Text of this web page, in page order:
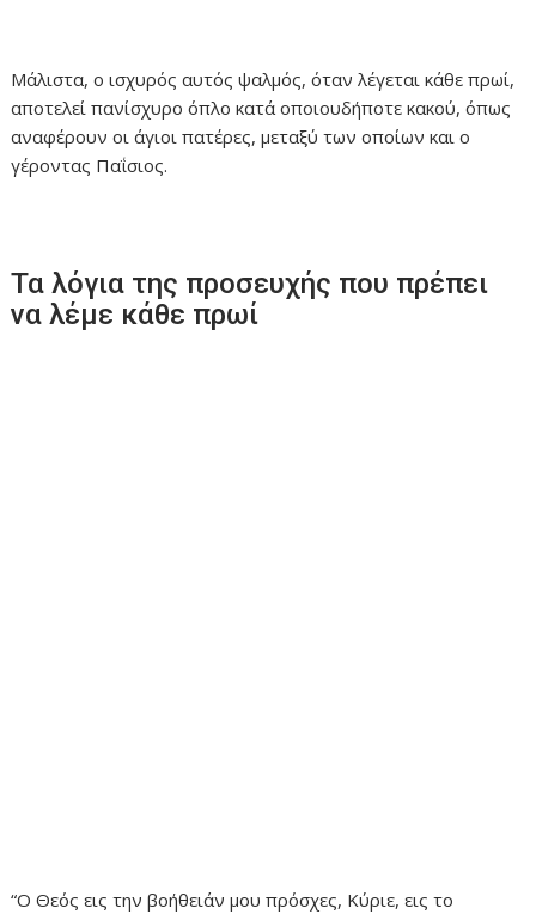
Μάλιστα, ο ισχυρός αυτός ψαλμός, όταν λέγεται κάθε πρωί,
αποτελεί πανίσχυρο όπλο κατά οποιουδήποτε κακού, όπως
αναφέρουν οι άγιοι πατέρες, μεταξύ των οποίων και ο
γέροντας Παΐσιος.
Τα λόγια της προσευχής που πρέπει
να λέμε κάθε πρωί
“Ο Θεός εις την βοήθειάν μου πρόσχες, Κύριε, εις το